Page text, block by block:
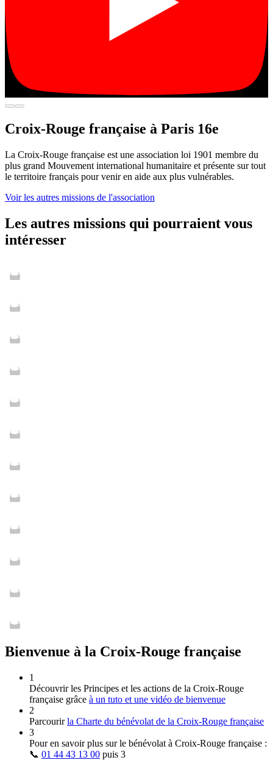
Croix-Rouge française à Paris 16e
La Croix-Rouge française est une association loi 1901 membre du
plus grand Mouvement international humanitaire et présente sur tout
le territoire français pour venir en aide aux plus vulnérables.
Voir les autres missions de l'association
Les autres missions qui pourraient vous
intéresser
Bienvenue à la Croix-Rouge française
1
Découvrir les Principes et les actions de la Croix‑Rouge
française grâce à un tuto et une vidéo de bienvenue
2
Parcourirla Charte du bénévolat de la Croix‑Rouge française
3
Pour en savoir plus sur le bénévolat à Croix‑Rouge française :
📞 01 44 43 13 00 puis 3